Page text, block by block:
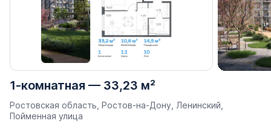
1-комнатная — 33,23 м²
Ростовская область, Ростов-на-Дону, Ленинский,
Пойменная улица